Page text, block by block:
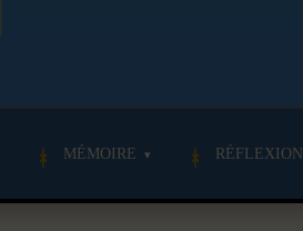
MÉMOIRE RÉFLEXION